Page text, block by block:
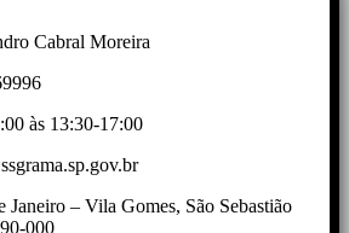
Cabral Moreira
às 13:30-17:00
Janeiro – Vila Gomes, São Sebastião
000